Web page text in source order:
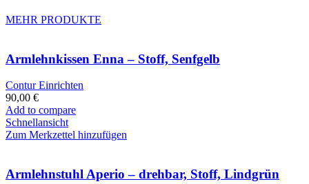
MEHR PRODUKTE
Armlehnkissen Enna – Stoff, Senfgelb
Contur Einrichten
90,00 €
Add to compare
Schnellansicht
Zum Merkzettel hinzufügen
Armlehnstuhl Aperio – drehbar, Stoff, Lindgrün